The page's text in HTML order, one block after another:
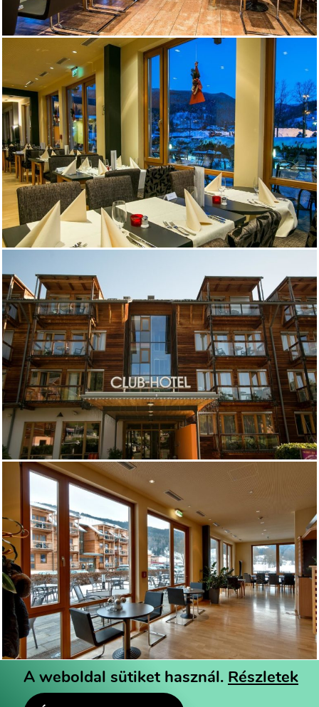
© 2026 Hazai Üdüléscseréket Szervező Kft - Minden
A weboldal sütiket használ. Részletek